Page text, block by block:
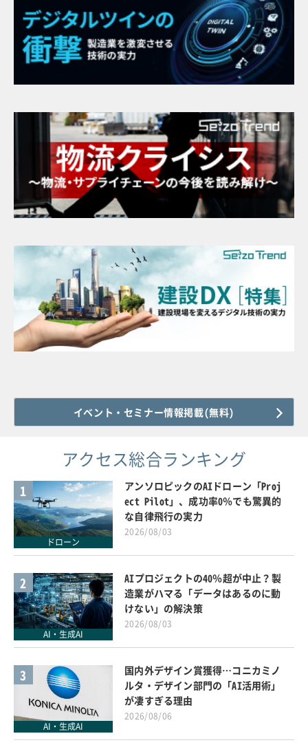
イベント・セミナー情報掲載(無料)
アクセス総合ランキング
1
ドローン
アンソロピックのAIドローン「Proj
ect Pilot」、成功率0％でも驚異的
な自律飛行の実力
2026/08/03
2
AI・生成AI
AIプロジェクトの40％超が中止？製
造業がハマる「データはあるのに動
けない」の解決策
2026/08/03
3
AI・生成AI
国内外デザイン賞獲得…コニカミノ
ルタ・デザイン部門の「AI活用術」
が凄すぎる理由
2026/08/06